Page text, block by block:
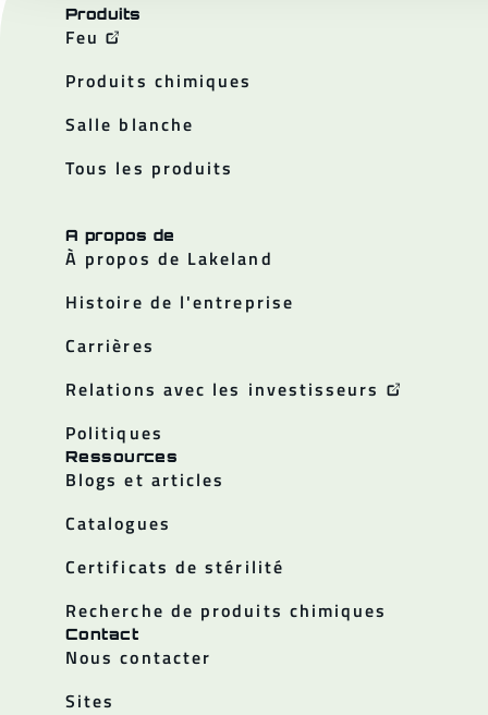
Produits
Feu
Produits chimiques
Salle blanche
Tous les produits
A propos de
À propos de Lakeland
Histoire de l'entreprise
Carrières
Relations avec les investisseurs
Politiques
Ressources
Blogs et articles
Catalogues
Certificats de stérilité
Recherche de produits chimiques
Contact
Nous contacter
Sites